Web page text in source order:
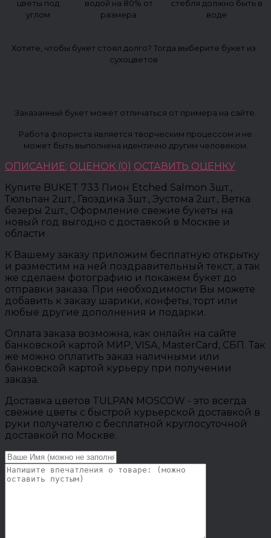
цветы под
углом
водой на 80% от
размера
стебля должно быть в
воде
Хотите, чтобы букет стоял долго? Тогда выберите букет из
сухоцветов
Заказанный букет может отличаться от примера на сайте.
Работа флориста является творческим процессом и не
может быть выполнена идентично другим человеком.
ОПИСАНИЕ: ОЦЕНОК (0) ОСТАВИТЬ ОЦЕНКУ
Купите BUKET 733 Пион Etched Salmon 3шт.,
Тюльпан 2шт., Гвоздика 3шт., Эустома 2шт., Ветка
безеры 2шт., Оформление свежие букеты на
новый год выгодно с доставкой в Москве и
области
К Вашему заказу приложим бесплатную открытку
и разместим на ней поздравительный текст, а так
же сделаем фотографию и покажем букет до
отправки заказа. При необходимости Вы можете
добавить к заказу шарики, конфеты, торт или
любые другие дополнения и подарки.
Оплата заказа возможна, как онлайн на сайте
банковской картой МИР, VISA, MasterCard, СБП. Так
же можно оплатить заказ наличными или
банковской картой курьеру при получении
заказа.
Доставка цветов TULPAN MOSCOW - это всегда
свежие цветы с быстрой курьерской доставкой в
руки получателю с бесплатной круглосуточной
доставкой по Москве.